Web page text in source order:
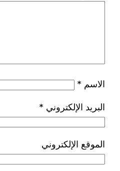
الاسم *
البريد الإلكتروني *
الموقع الإلكتروني